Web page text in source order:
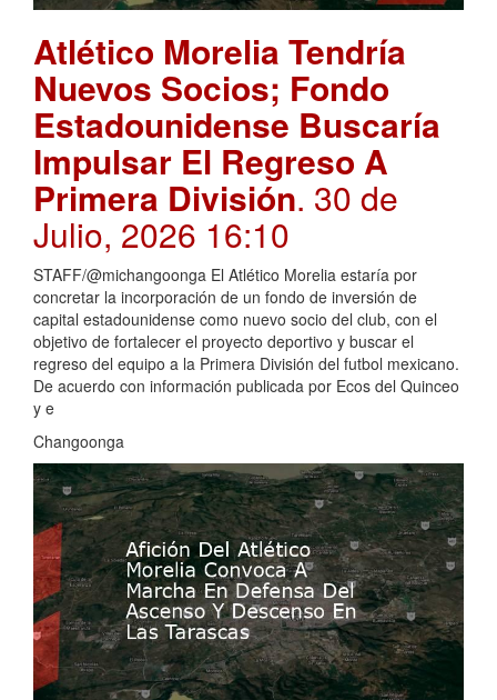
Atlético Morelia Tendría
Nuevos Socios; Fondo
Estadounidense Buscaría
Impulsar El Regreso A
Primera División. 30 de
Julio, 2026 16:10
STAFF/@michangoonga El Atlético Morelia estaría por
concretar la incorporación de un fondo de inversión de
capital estadounidense como nuevo socio del club, con el
objetivo de fortalecer el proyecto deportivo y buscar el
regreso del equipo a la Primera División del futbol mexicano.
De acuerdo con información publicada por Ecos del Quinceo
y e
Changoonga